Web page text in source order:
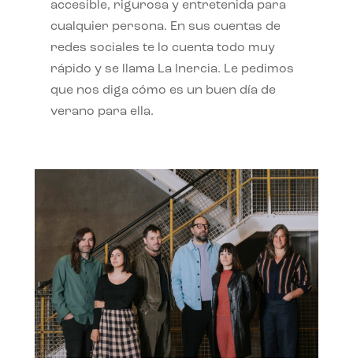
accesible, rigurosa y entretenida para
cualquier persona. En sus cuentas de
redes sociales te lo cuenta todo muy
rápido y se llama La Inercia. Le pedimos
que nos diga cómo es un buen día de
verano para ella.